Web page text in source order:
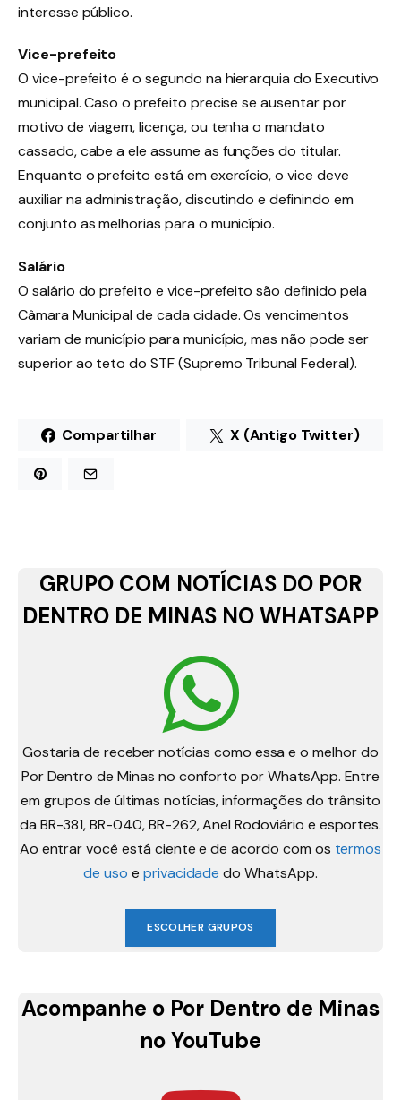
interesse público.
Vice-prefeito
O vice-prefeito é o segundo na hierarquia do Executivo
municipal. Caso o prefeito precise se ausentar por
motivo de viagem, licença, ou tenha o mandato
cassado, cabe a ele assume as funções do titular.
Enquanto o prefeito está em exercício, o vice deve
auxiliar na administração, discutindo e definindo em
conjunto as melhorias para o município.
Salário
O salário do prefeito e vice-prefeito são definido pela
Câmara Municipal de cada cidade. Os vencimentos
variam de município para município, mas não pode ser
superior ao teto do STF (Supremo Tribunal Federal).
Compartilhar X (Antigo Twitter)
GRUPO COM NOTÍCIAS DO POR
DENTRO DE MINAS NO WHATSAPP
Gostaria de receber notícias como essa e o melhor do
Por Dentro de Minas no conforto por WhatsApp. Entre
em grupos de últimas notícias, informações do trânsito
da BR-381, BR-040, BR-262, Anel Rodoviário e esportes.
Ao entrar você está ciente e de acordo com os termos
de uso e privacidade do WhatsApp.
ESCOLHER GRUPOS
Acompanhe o Por Dentro de Minas
no YouTube